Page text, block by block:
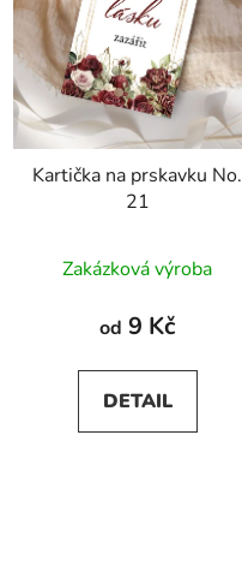
Kartička na prskavku No.
21
Zakázková výroba
od 9 Kč
DETAIL